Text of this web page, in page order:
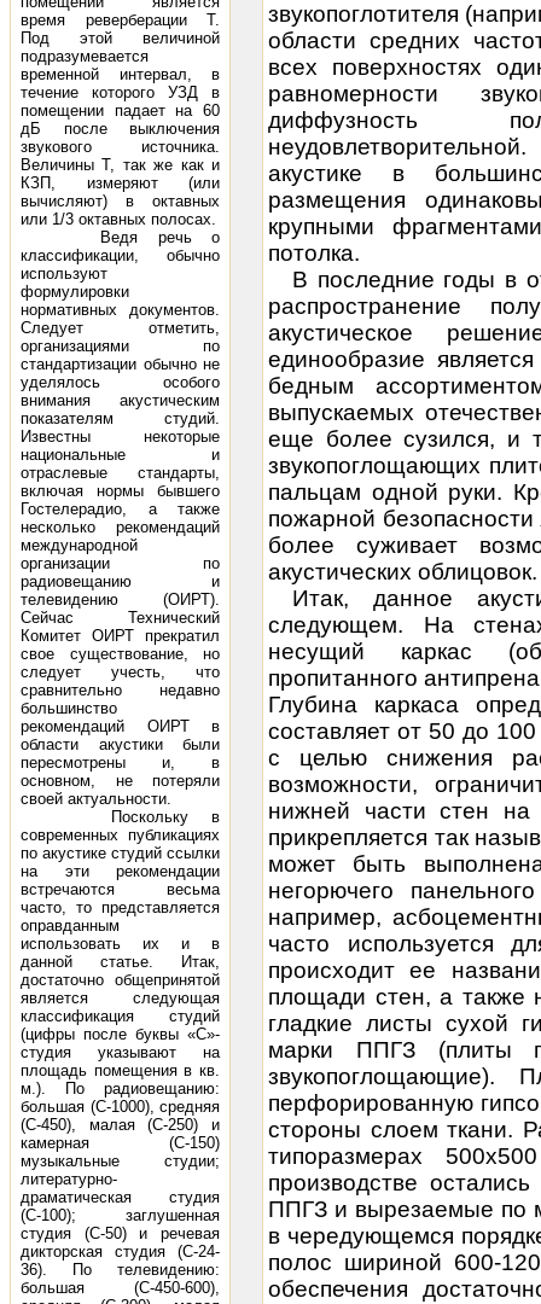
время реверберации Т.
Под этой величиной
подразумевается
временной интервал, в
течение которого УЗД в
помещении падает на 60
дБ после выключения
звукового источника.
Величины Т, так же как и
КЗП, измеряют (или
вычисляют) в октавных
или 1/3 октавных полосах.
Ведя речь о
классификации, обычно
используют
формулировки
нормативных документов.
Следует отметить,
организациями по
стандартизации обычно не
уделялось особого
внимания акустическим
показателям студий.
Известны некоторые
национальные и
отраслевые стандарты,
включая нормы бывшего
Гостелерадио, а также
несколько рекомендаций
международной
организации по
радиовещанию и
телевидению (ОИРТ).
Сейчас Технический
Комитет ОИРТ прекратил
свое существование, но
следует учесть, что
сравнительно недавно
большинство
рекомендаций ОИРТ в
области акустики были
пересмотрены и, в
основном, не потеряли
своей актуальности.
Поскольку в
современных публикациях
по акустике студий ссылки
на эти рекомендации
встречаются весьма
часто, то представляется
оправданным
использовать их и в
данной статье. Итак,
достаточно общепринятой
является следующая
классификация студий
(цифры после буквы «С»-
студия указывают на
площадь помещения в кв.
м.). По радиовещанию:
большая (С-1000), средняя
(С-450), малая (С-250) и
камерная (С-150)
музыкальные студии;
литературно-
драматическая студия
(С-100); заглушенная
студия (С-50) и речевая
дикторская студия (С-24-
36). По телевидению:
большая (С-450-600),
звукопоглотителя
области средних
всех поверхностях
равномерности
диффузность
акустике в
размещения
крупными
потолка.
В последние годы в
распространение
акустическое
единообразие
бедным
выпускаемых
еще более сузился, и
звукопоглощающих
пальцам одной руки.
пожарной
более суживает
акустических облицовок.
Итак, данное
следующем. На
несущий каркас
пропитанного
Глубина каркаса
составляет от 50 до
с целью снижения
возможности,
нижней части стен на
прикрепляется так
может быть
негорючего
например,
часто используется
происходит ее
площади стен, а также
гладкие листы сухой
марки ППГЗ (плиты
звукопоглощающие).
перфорированную
стороны слоем ткани.
типоразмерах
производстве
ППГЗ и вырезаемые по
в чередующемся
полос шириной 600-
обеспечения